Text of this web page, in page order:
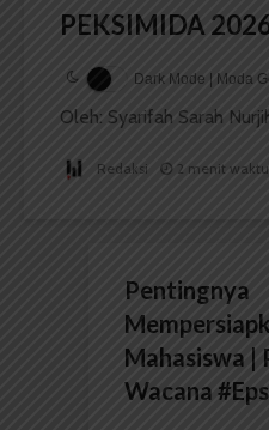
PEKSIMIDA
Dark Mode | Moda
Oleh: Syarifah Sarah
Redaksi 2 menit
Pentingnya
Mahasiswa |
Wacana